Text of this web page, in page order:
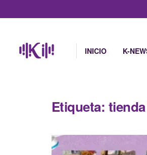
INICIO K-
Etiqueta: